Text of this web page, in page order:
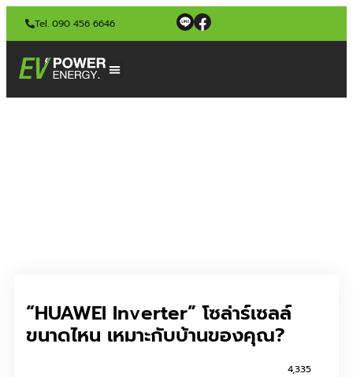
Tel. 090 456 6646
“HUAWEI Inverter” โซล่าร์เซลล์
ขนาดไหน เหมาะกับบ้านของคุณ?
4,335